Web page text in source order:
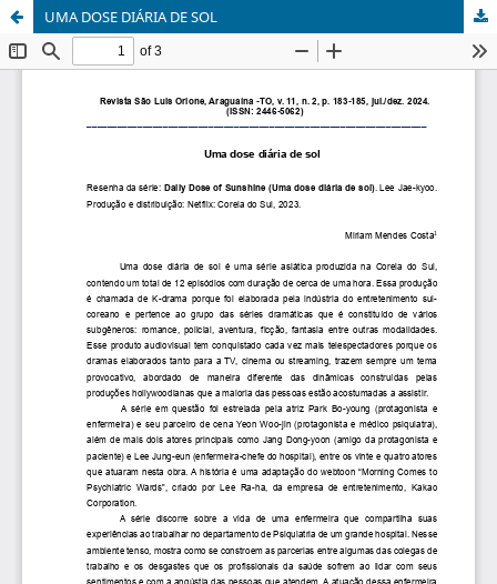
UMA DOSE DIÁRIA DE SOL